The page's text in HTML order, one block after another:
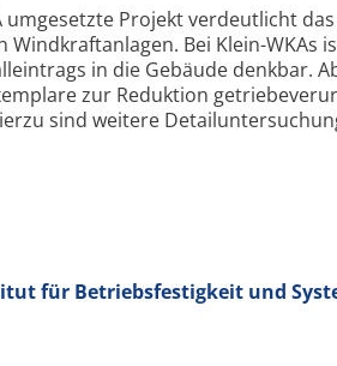
umgesetzte Projekt verdeutlicht
Bei Klein-WKAs
in die Gebäude denkbar.
zur Reduktion
sind weitere
für Betriebs­festigkeit und